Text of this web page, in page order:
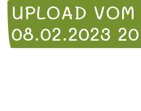
UPLOAD VOM
08.02.2023